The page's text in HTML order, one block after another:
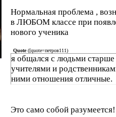
родственниками. с ними
отношения отличные.
Нормальная проблема ,
в ЛЮБОМ классе при
нового ученика
Quote([quote=петров111)
я общался с людьми старше
учителями и
ними отношения отличные.
Это само собой